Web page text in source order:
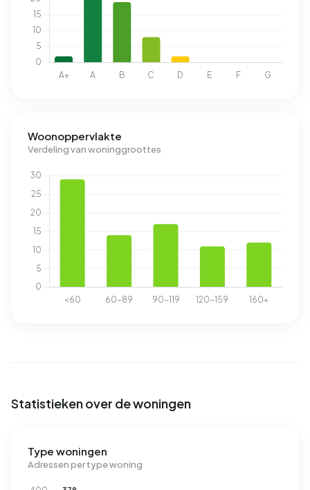
Woonoppervlakte
Verdeling van woninggroottes
Statistieken over de woningen
Type woningen
Adressen per type woning